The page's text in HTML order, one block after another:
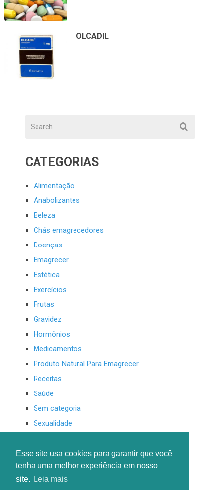
Esse site usa cookies para garantir que você
tenha uma melhor experiência em nosso
site.
Leia mais
OLCADIL
CATEGORIAS
Alimentação
Anabolizantes
Beleza
Chás emagrecedores
Doenças
Emagrecer
Estética
Exercícios
Frutas
Gravidez
Hormônios
Medicamentos
Produto Natural Para Emagrecer
Receitas
Saúde
Sem categoria
Sexualidade
Suplementos